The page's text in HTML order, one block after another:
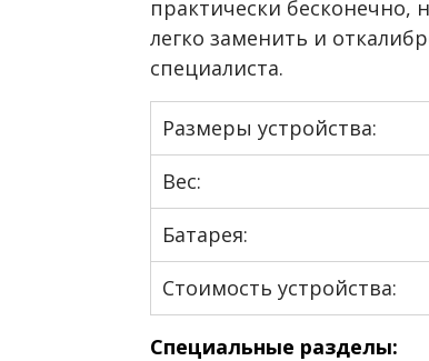
практически бесконечно,
легко заменить и
специалиста.
Размеры устройства:
Вес:
Батарея:
Стоимость устройства:
Специальные разделы: